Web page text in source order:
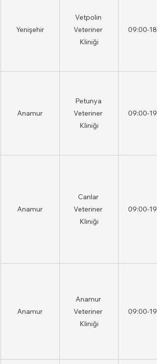
Yenişehir
Vetpolin
Veteriner
Kliniği
09:00-
Anamur
Petunya
Veteriner
Kliniği
09:00-
Anamur
Canlar
Veteriner
Kliniği
09:00-
Anamur
Anamur
Veteriner
Kliniği
09:00-